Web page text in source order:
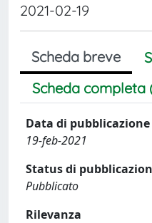
2021-02-19
Scheda breve
Scheda completa
Data di pubblicazione
19-feb-2021
Status di
Pubblicato
Rilevanza